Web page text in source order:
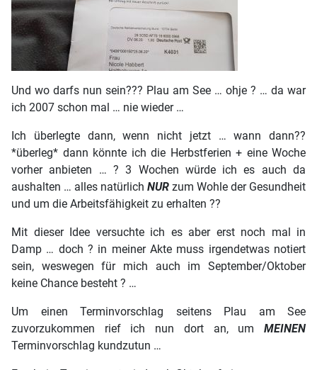
Und wo darfs nun sein??? Plau am See … ohje ? … da war
ich 2007 schon mal … nie wieder …
Ich überlegte dann, wenn nicht jetzt … wann dann??
*überleg* dann könnte ich die Herbstferien + eine Woche
vorher anbieten … ? 3 Wochen würde ich es auch da
aushalten … alles natürlich NUR zum Wohle der Gesundheit
und um die Arbeitsfähigkeit zu erhalten ??
Mit dieser Idee versuchte ich es aber erst noch mal in
Damp … doch ? in meiner Akte muss irgendetwas notiert
sein, weswegen für mich auch im September/Oktober
keine Chance besteht ? …
Um einen Terminvorschlag seitens Plau am See
zuvorzukommen rief ich nun dort an, um MEINEN
Terminvorschlag kundzutun …